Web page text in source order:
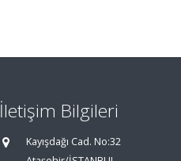
İletişim Bilgileri
Kayışdağı Cad. No:32